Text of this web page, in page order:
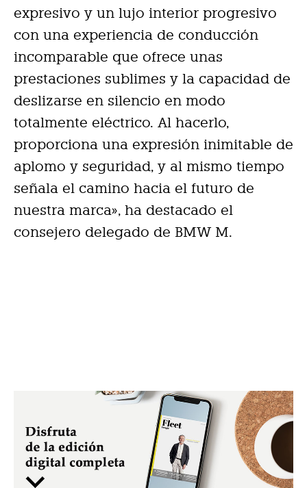
expresivo y un lujo interior progresivo
con una experiencia de conducción
incomparable que ofrece unas
prestaciones sublimes y la capacidad de
deslizarse en silencio en modo
totalmente eléctrico. Al hacerlo,
proporciona una expresión inimitable de
aplomo y seguridad, y al mismo tiempo
señala el camino hacia el futuro de
nuestra marca», ha destacado el
consejero delegado de BMW M.